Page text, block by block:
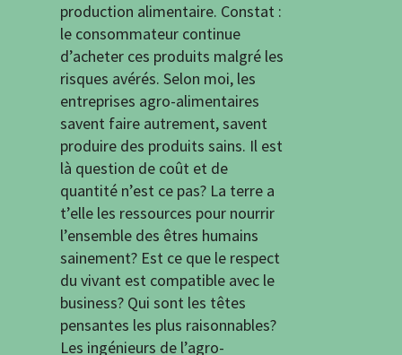
production alimentaire. Constat :
le consommateur continue
d’acheter ces produits malgré les
risques avérés. Selon moi, les
entreprises agro-alimentaires
savent faire autrement, savent
produire des produits sains. Il est
là question de coût et de
quantité n’est ce pas? La terre a
t’elle les ressources pour nourrir
l’ensemble des êtres humains
sainement? Est ce que le respect
du vivant est compatible avec le
business? Qui sont les têtes
pensantes les plus raisonnables?
Les ingénieurs de l’agro-